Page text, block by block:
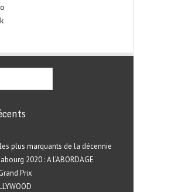
plus marquants de la décennie
2020 : A L’ABORDAGE
Prix